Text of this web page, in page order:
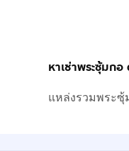
หาเช่าพระซุ้มกอ
แหล่งรวมพระ